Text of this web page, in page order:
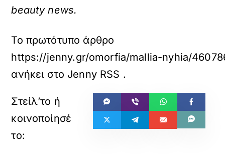
beauty news.
Το πρωτότυπο άρθρο
https://jenny.gr/omorfia/mallia-nyhia/
ανήκει στο Jenny RSS .